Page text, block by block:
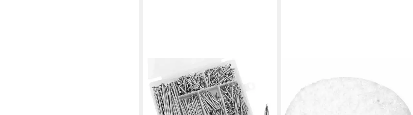
LUXUSKOLLEKTION
Stahlnagel Stahlnägel-Set 480tlg 6
Größen
29,95 €
lieferbar - in 8-10 Werktagen bei dir
Stahlnagel SB Bildernägel 25mm mit
Kapselkopf Inhalt: 10 Stück